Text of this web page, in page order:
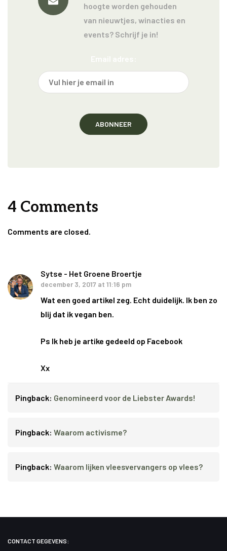
hoogte worden gehouden
van nieuwtjes, winacties en
events? Schrijf je in!
4 Comments
Comments are closed.
Sytse - Het Groene Broertje
december 3, 2017 at 11:16 pm
Wat een goed artikel zeg. Echt duidelijk. Ik ben zo
blij dat ik vegan ben.
Ps Ik heb je artike gedeeld op Facebook
Xx
Pingback: Genomineerd voor de Liebster Awards!
Pingback: Waarom activisme?
Pingback: Waarom lijken vleesvervangers op vlees?
CONTACT GEGEVENS: